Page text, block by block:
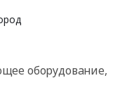
оборудование,